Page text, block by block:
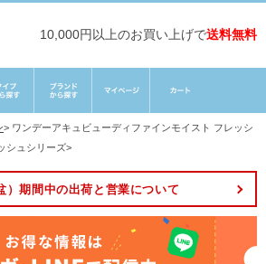
10,000円以上のお買い上げで送料無料
> ワンデーアキュビューディファインモイスト フレッシ
シュシリーズ>
）期間中の出荷と営業について